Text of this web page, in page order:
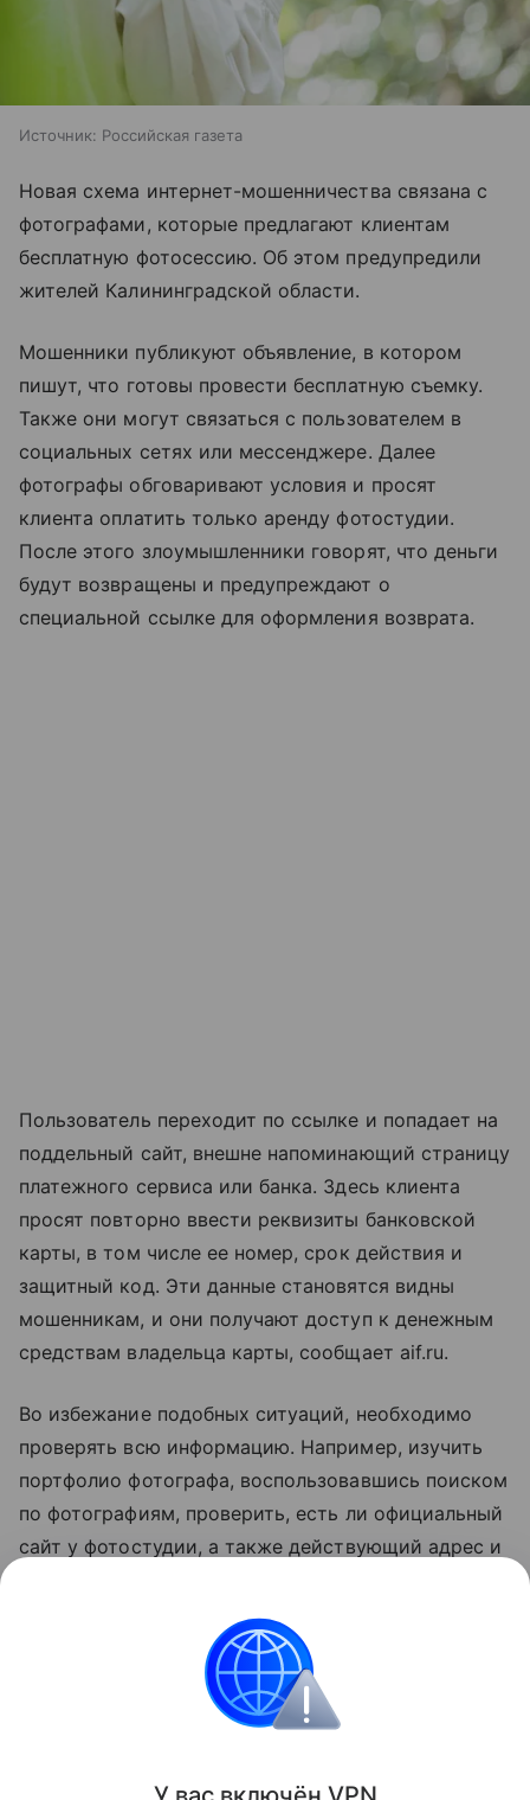
Источник: Российская газета
Новая схема интернет-мошенничества связана с
фотографами, которые предлагают клиентам
бесплатную фотосессию. Об этом предупредили
жителей Калининградской области.
Мошенники публикуют объявление, в котором
пишут, что готовы провести бесплатную съемку.
Также они могут связаться с пользователем в
социальных сетях или мессенджере. Далее
фотографы обговаривают условия и просят
клиента оплатить только аренду фотостудии.
После этого злоумышленники говорят, что деньги
будут возвращены и предупреждают о
специальной ссылке для оформления возврата.
Пользователь переходит по ссылке и попадает на
поддельный сайт, внешне напоминающий страницу
платежного сервиса или банка. Здесь клиента
просят повторно ввести реквизиты банковской
карты, в том числе ее номер, срок действия и
защитный код. Эти данные становятся видны
мошенникам, и они получают доступ к денежным
средствам владельца карты, сообщает aif.ru.
Во избежание подобных ситуаций, необходимо
проверять всю информацию. Например, изучить
портфолио фотографа, воспользовавшись поиском
по фотографиям, проверить, есть ли официальный
сайт у фотостудии, а также действующий адрес и
обращать внимание на адрес интернет-страницы
перед проведением платежей. Не нужно
переходить по неизвестным ссылкам для
повторного ввода данных банковской карты.
Поделиться